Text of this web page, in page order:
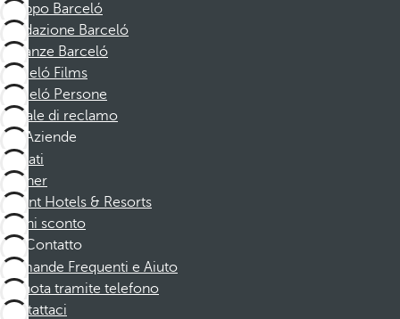
Gruppo Barceló
Fondazione Barceló
Vacanze Barceló
Barceló Films
Barceló Persone
Canale di reclamo
Aziende
Affiliati
Partner
Dorint Hotels & Resorts
Buoni sconto
Contatto
Domande Frequenti e Aiuto
Prenota tramite telefono
Contattaci